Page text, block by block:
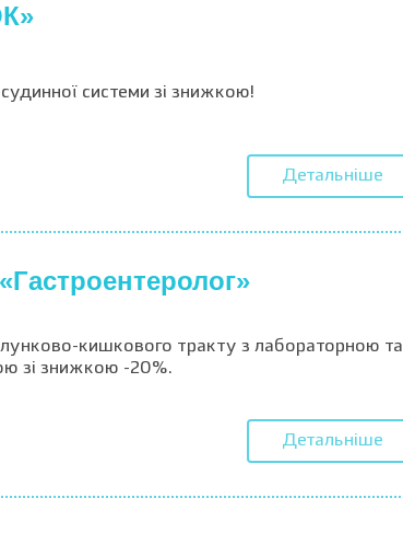
системи зі знижкою!
Детальніше
кишкового тракту з лабораторною та
зі знижкою -20%.
Детальніше